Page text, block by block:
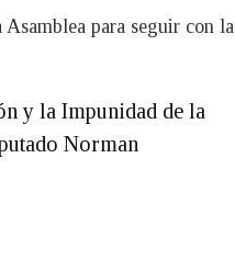
para seguir con la
y la Impunidad de la
Norman